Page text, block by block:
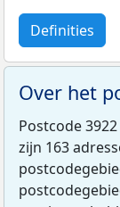
Definities
Over het
Postcode
zijn 163